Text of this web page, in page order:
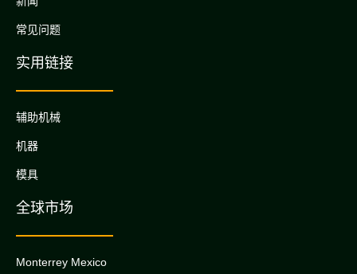
常见问题
实用链接
辅助机械
机器
模具
全球市场
Monterrey Mexico